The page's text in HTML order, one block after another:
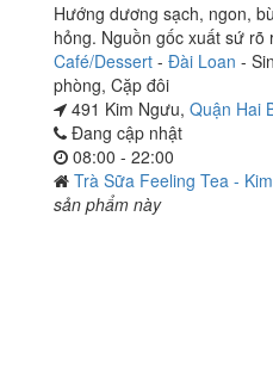
Hướng dương sạch, ngon,
hỏng. Nguồn gốc xuất sứ rõ
Café/Dessert - Đài Loan -
phòng, Cặp đôi
491 Kim Ngưu, Quận Hai
Đang cập nhật
08:00 - 22:00
Trà Sữa Feeling Tea -
sản phẩm này